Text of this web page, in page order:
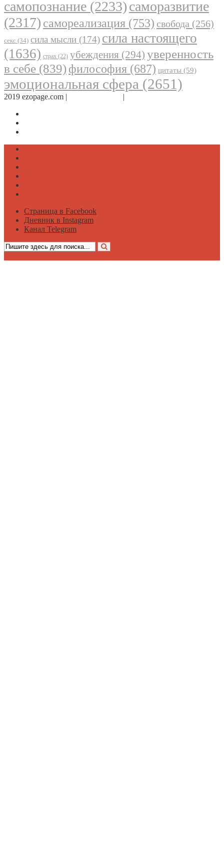
самопознание (2233)саморазвитие
(2317) самореализация (753) свобода (256)
секс (34) сила мысли (174) сила настоящего
(1636) страх (22) убеждения (294) уверенность
в себе (839) философия (687) цитаты (59)
эмоциональная сфера (2651)
2019 ezopage.com | |
Страница в Facebook
Дневник в Instagram
Канал Telegram